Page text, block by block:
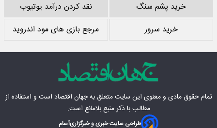
خرید پشم سنگ
نقد کردن درآمد یوتیوب
خرید سرور
مرجع بازی های مود اندروید
تمام حقوق مادی‌ و معنوی این سایت متعلق بهجهان اقتصاد است و استفاده از
مطالب با ذکر منبع بلامانع است.
طراحی سایت خبری و خبرگزاریآسام